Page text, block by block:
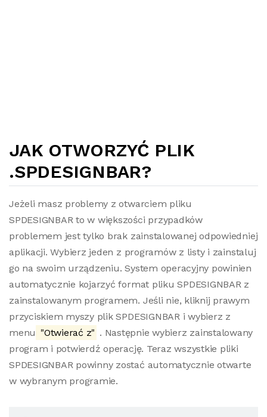
JAK OTWORZYĆ PLIK
.SPDESIGNBAR?
Jeżeli masz problemy z otwarciem pliku
SPDESIGNBAR to w większości przypadków
problemem jest tylko brak zainstalowanej odpowiedniej
aplikacji. Wybierz jeden z programów z listy i zainstaluj
go na swoim urządzeniu. System operacyjny powinien
automatycznie kojarzyć format pliku SPDESIGNBAR z
zainstalowanym programem. Jeśli nie, kliknij prawym
przyciskiem myszy plik SPDESIGNBAR i wybierz z
menu "Otwierać z" . Następnie wybierz zainstalowany
program i potwierdź operację. Teraz wszystkie pliki
SPDESIGNBAR powinny zostać automatycznie otwarte
w wybranym programie.